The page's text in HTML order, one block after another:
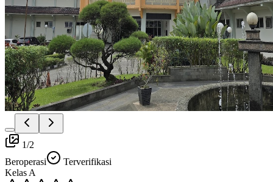
1/2
Beroperasi
Terverifikasi
Kelas A